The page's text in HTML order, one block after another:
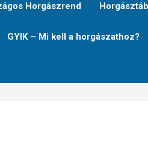
Horgászrend
GYIK – Mi kell a horgászathoz?